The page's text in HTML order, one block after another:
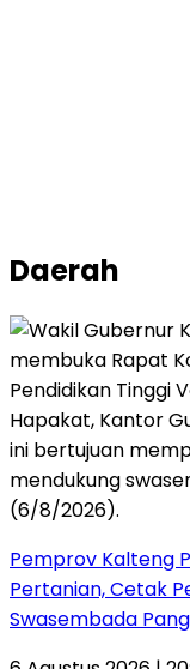
Daerah
Pemprov Kalteng
Pertanian, Cetak
Swasembada